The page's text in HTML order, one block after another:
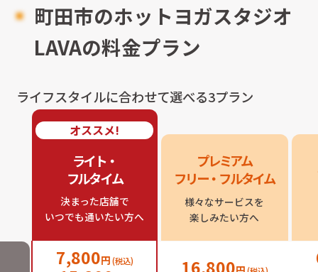
町田市のホットヨガスタジオ
LAVAの料金プラン
ライフスタイルに合わせて選べる3プラン
オススメ!
ライト・
フルタイム
決まった店舗で
いつでも通いたい方へ
プレミアム
フリー・フルタイム
様々なサービスを
楽しみたい方へ
7,800円(税込) 16,800